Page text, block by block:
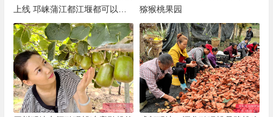
上线 邛崃蒲江都江堰都可以采
摘
猕猴桃果园